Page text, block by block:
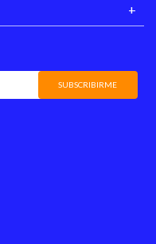
SUBSCRIBIRME